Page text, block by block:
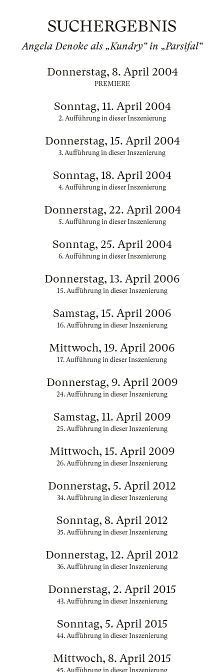
SUCHERGEBNIS
Angela Denoke als „Kundry“ in „Parsifal“
Donnerstag, 8. April 2004
PREMIERE
Sonntag, 11. April 2004
2. Aufführung in dieser Inszenierung
Donnerstag, 15. April 2004
3. Aufführung in dieser Inszenierung
Sonntag, 18. April 2004
4. Aufführung in dieser Inszenierung
Donnerstag, 22. April 2004
5. Aufführung in dieser Inszenierung
Sonntag, 25. April 2004
6. Aufführung in dieser Inszenierung
Donnerstag, 13. April 2006
15. Aufführung in dieser Inszenierung
Samstag, 15. April 2006
16. Aufführung in dieser Inszenierung
Mittwoch, 19. April 2006
17. Aufführung in dieser Inszenierung
Donnerstag, 9. April 2009
24. Aufführung in dieser Inszenierung
Samstag, 11. April 2009
25. Aufführung in dieser Inszenierung
Mittwoch, 15. April 2009
26. Aufführung in dieser Inszenierung
Donnerstag, 5. April 2012
34. Aufführung in dieser Inszenierung
Sonntag, 8. April 2012
35. Aufführung in dieser Inszenierung
Donnerstag, 12. April 2012
36. Aufführung in dieser Inszenierung
Donnerstag, 2. April 2015
43. Aufführung in dieser Inszenierung
Sonntag, 5. April 2015
44. Aufführung in dieser Inszenierung
Mittwoch, 8. April 2015
45. Aufführung in dieser Inszenierung